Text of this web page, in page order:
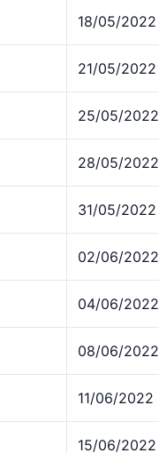
18/05/2022
21/05/2022
25/05/2022
28/05/2022
31/05/2022
02/06/2022
04/06/2022
08/06/2022
11/06/2022
15/06/2022